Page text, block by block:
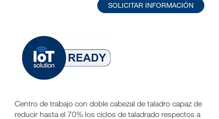
SOLICITAR INFORMACIÓN
Centro de trabajo con doble cabezal de taladro capaz de
reducir hasta el 70% los ciclos de taladrado respectos a